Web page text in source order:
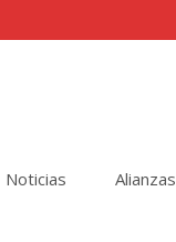
Noticias Alianzas